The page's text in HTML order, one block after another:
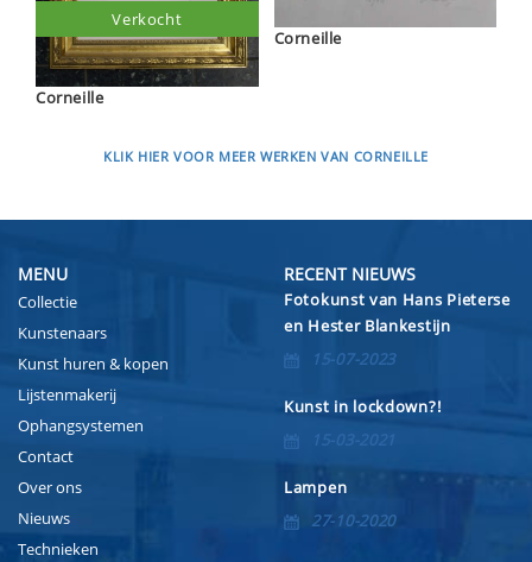
Corneille
Verkocht
Corneille
KLIK HIER VOOR MEER WERKEN VAN CORNEILLE
MENU
Collectie
Kunstenaars
Kunst huren & kopen
Lijstenmakerij
Ophangsystemen
Contact
Over ons
Nieuws
Technieken
RECENT NIEUWS
Fotokunst van Hans Pieterse
en Hester Blankestijn
15-07-2023
Kunst in lockdown?!
15-03-2021
Lampen
27-10-2020